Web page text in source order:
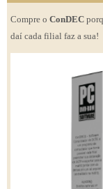
Compre o ConDEC
daí cada filial faz a sua!